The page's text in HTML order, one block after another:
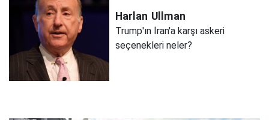
Harlan Ullman
Trump'ın İran'a karşı askeri
seçenekleri neler?